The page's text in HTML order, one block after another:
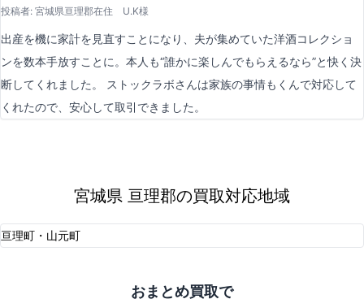
投稿者: 宮城県亘理郡在住 U.K様
出産を機に家計を見直すことになり、夫が集めていた洋酒コレクショ
ンを数本手放すことに。本人も“誰かに楽しんでもらえるなら”と快く決
断してくれました。 ストックラボさんは家族の事情もくんで対応して
くれたので、安心して取引できました。
宮城県 亘理郡の買取対応地域
亘理町・山元町
おまとめ買取で